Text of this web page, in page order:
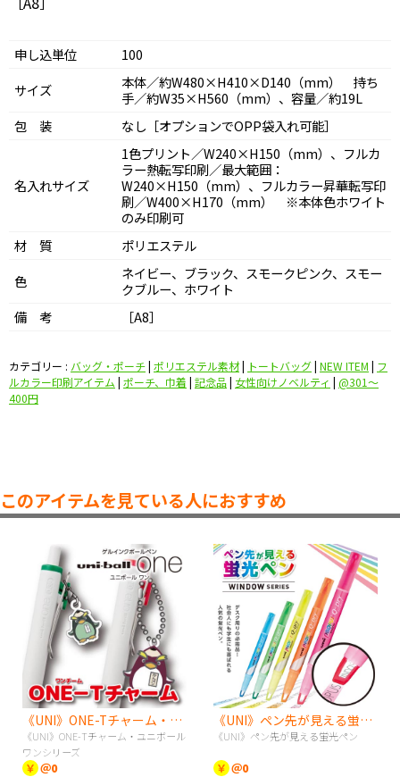
申し込単位
100
サイズ
本体／約W480×H410×D140（mm） 持ち
手／約W35×H560（mm）、容量／約19L
包 装
なし［オプションでOPP袋入れ可能］
名入れサイズ
1色プリント／W240×H150（mm）、フルカ
ラー熱転写印刷／最大範囲：
W240×H150（mm）、フルカラー昇華転写印
刷／W400×H170（mm） ※本体色ホワイト
のみ印刷可
材 質
ポリエステル
色
ネイビー、ブラック、スモークピンク、スモー
クブルー、ホワイト
備 考
［A8］
カテゴリー : バッグ・ポーチ| ポリエステル素材| トートバッグ| NEW ITEM | フ
ルカラー印刷アイテム | ポーチ、巾着 | 記念品| 女性向けノベルティ | @301〜
400円
このアイテムを見ている人におすすめ
《UNI》ONE-Tチャーム・ユニボールワンシリーズ
《UNI》ONE-Tチャーム・ユニボール
ワンシリーズ
￥ ＠0
《UNI》ペン先が見える蛍光ペン
《UNI》ペン先が見える蛍光ペン
￥ ＠0